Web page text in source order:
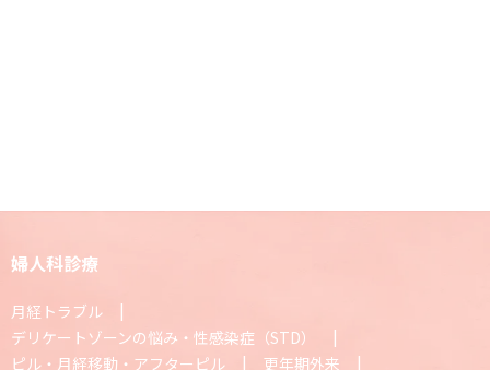
婦人科診療
月経トラブル
デリケートゾーンの悩み・性感染症（STD）
ピル・月経移動・アフターピル
更年期外来